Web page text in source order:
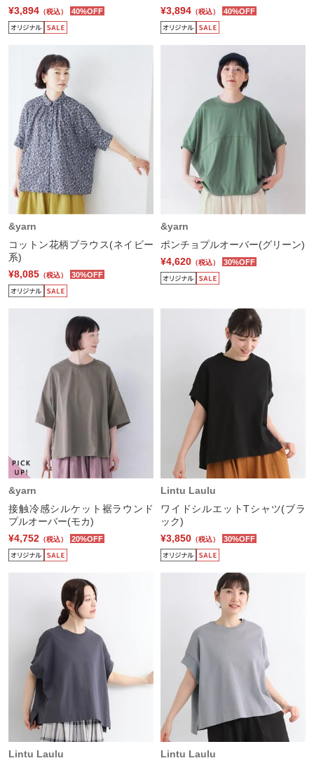
¥3,894 （税込） 40%OFF
¥3,894 （税込） 40%OFF
&yarn
コットン花柄ブラウス(ネイビー
系)
¥8,085 （税込） 30%OFF
&yarn
ポンチョプルオーバー(グリーン)
¥4,620 （税込） 30%OFF
&yarn
接触冷感シルケット裾ラウンド
プルオーバー(モカ)
¥4,752 （税込） 20%OFF
Lintu Laulu
ワイドシルエットTシャツ(ブラ
ック)
¥3,850 （税込） 30%OFF
Lintu Laulu Lintu Laulu